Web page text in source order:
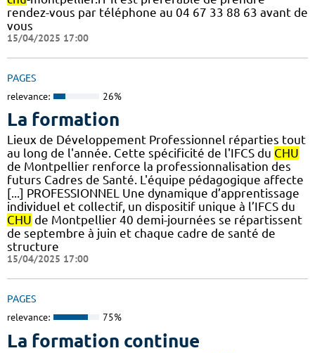
rendez-vous par téléphone au 04 67 33 88 63 avant de
vous
15/04/2025 17:00
PAGES
relevance: 26%
La formation
Lieux de Développement Professionnel réparties tout
au long de l'année. Cette spécificité de l'IFCS du CHU
de Montpellier renforce la professionnalisation des
futurs Cadres de Santé. L'équipe pédagogique affecte
[...] PROFESSIONNEL Une dynamique d’apprentissage
individuel et collectif, un dispositif unique à l’IFCS du
CHU de Montpellier 40 demi-journées se répartissent
de septembre à juin et chaque cadre de santé de
structure
15/04/2025 17:00
PAGES
relevance: 75%
La formation continue